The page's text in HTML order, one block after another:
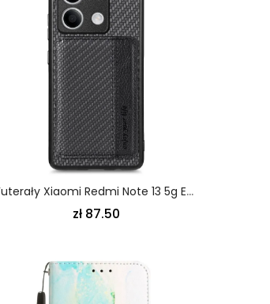
Futerały Xiaomi Redmi Note 13 5g Etui Na Telefon Etui Na Karty Z Teksturą Włókna Węglowego
zł 87.50